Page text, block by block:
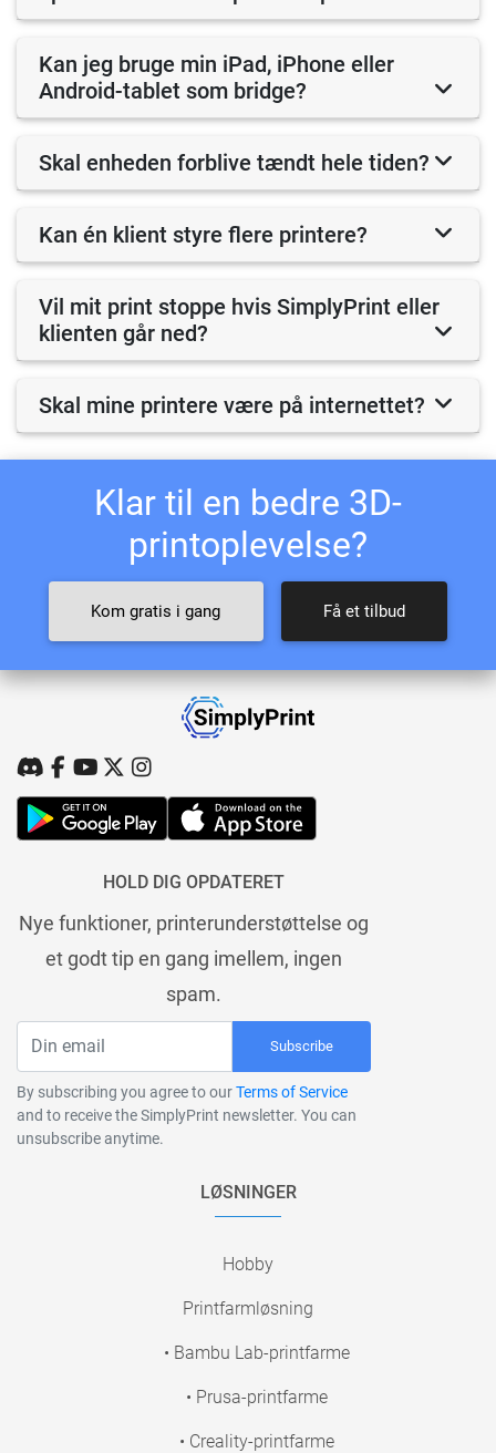
Kan jeg bruge min iPad, iPhone eller
Android-tablet som bridge?
Skal enheden forblive tændt hele tiden?
Kan én klient styre flere printere?
Vil mit print stoppe hvis SimplyPrint eller
klienten går ned?
Skal mine printere være på internettet?
Klar til en bedre 3D-
printoplevelse?
Kom gratis i gang Få et tilbud
HOLD DIG OPDATERET
Nye funktioner, printerunderstøttelse og
et godt tip en gang imellem, ingen
spam.
Subscribe
By subscribing you agree to ourTerms of Service
and to receive the SimplyPrint newsletter. You can
unsubscribe anytime.
LØSNINGER
Hobby
Printfarmløsning
• Bambu Lab-printfarme
• Prusa-printfarme
• Creality-printfarme